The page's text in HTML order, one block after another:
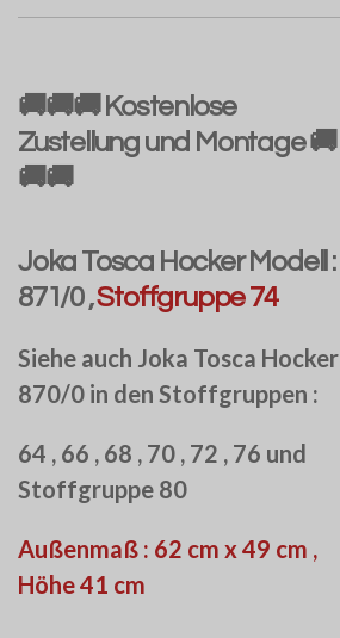
🚚🚚🚚 Kostenlose
Zustellung und Montage 🚚
🚚🚚
Joka Tosca Hocker Modell :
871/0 ,Stoffgruppe 74
Siehe auch Joka Tosca Hocker
870/0 in den Stoffgruppen :
64 , 66 , 68 , 70 , 72 , 76 und
Stoffgruppe 80
Außenmaß : 62 cm x 49 cm ,
Höhe 41 cm